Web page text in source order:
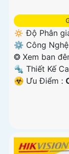
🔅 Độ Phân
⚙ Công Nghệ
❂ Xem ban
🔩 Thiết Kế
️☣️ Ưu Điểm :